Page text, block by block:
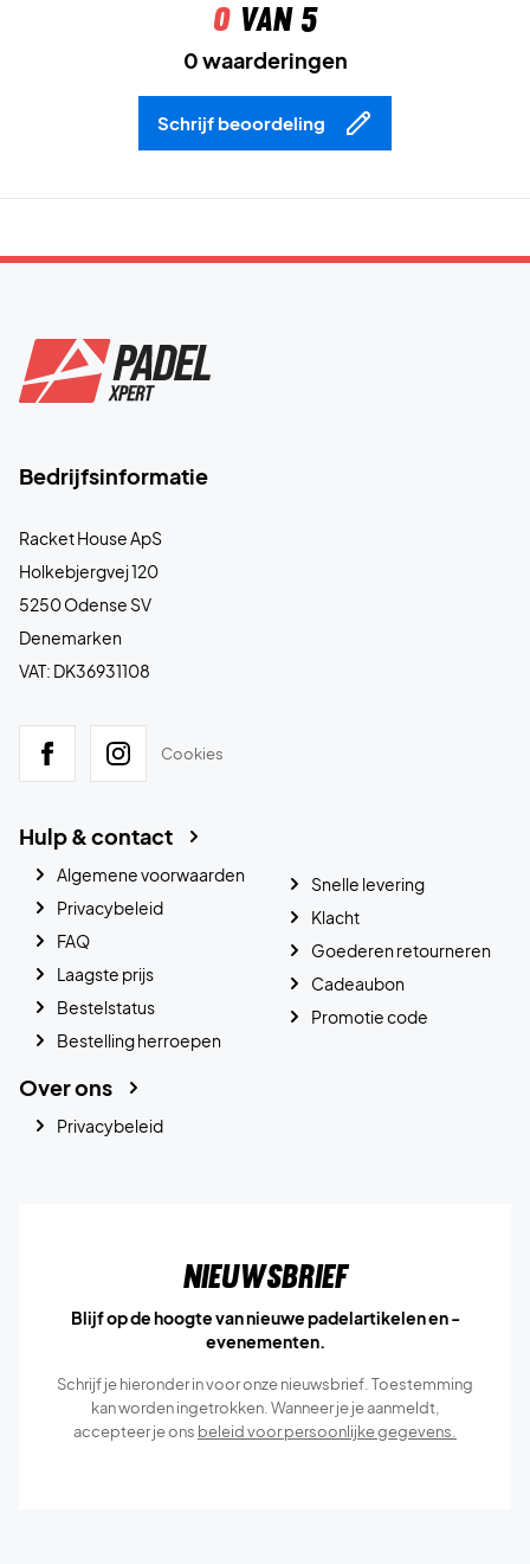
0van 5
0 waarderingen
Schrijf beoordeling
Bedrijfsinformatie
Racket House ApS
Holkebjergvej 120
5250 Odense SV
Denemarken
VAT: DK36931108
Cookies
Hulp & contact
Algemene voorwaarden
Privacybeleid
FAQ
Laagste prijs
Bestelstatus
Bestelling herroepen
Snelle levering
Klacht
Goederen retourneren
Cadeaubon
Promotie code
Over ons
Privacybeleid
Nieuwsbrief
Blijf op de hoogte van nieuwe padelartikelen en -
evenementen.
Schrijf je hieronder in voor onze nieuwsbrief. Toestemming
kan worden ingetrokken. Wanneer je je aanmeldt,
accepteer je ons beleid voor persoonlijke gegevens.